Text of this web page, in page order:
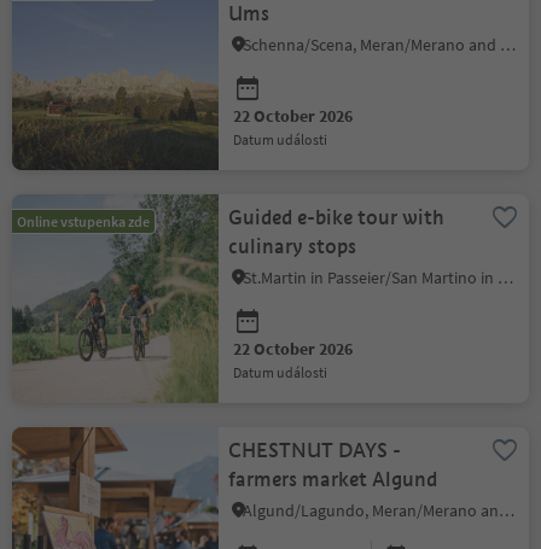
Ums
Schenna/Scena, Meran/Merano and environs
22 October 2026
datum události
Online vstupenka zde
Guided e-bike tour with
culinary stops
St.Martin in Passeier/San Martino in Passiria, Meran/Merano and environs
22 October 2026
datum události
CHESTNUT DAYS -
farmers market Algund
Algund/Lagundo, Meran/Merano and environs